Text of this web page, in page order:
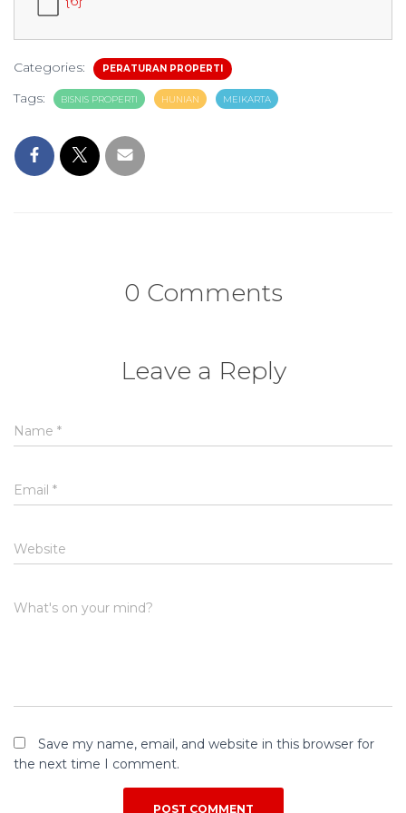
Categories: PERATURAN PROPERTI
Tags: BISNIS PROPERTI HUNIAN MEIKARTA
0 Comments
Leave a Reply
Name *
Email *
Website
What's on your mind?
Save my name, email, and website in this browser for
the next time I comment.